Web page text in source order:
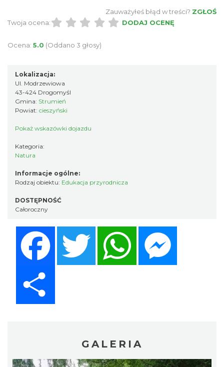
Zauważyłeś błąd w treści? ZGŁOŚ
Twoja ocena:
DODAJ OCENĘ
Ocena: 5.0 (Oddano 3 głosy)
Lokalizacja:
Ul. Modrzewiowa
43-424 Drogomyśl
Gmina: Strumień
Powiat: cieszyński
Pokaż wskazówki dojazdu
Kategoria:
Natura
Informacje ogólne:
Rodzaj obiektu: Edukacja przyrodnicza
DOSTĘPNOŚĆ
Całoroczny
Twitter
GALERIA